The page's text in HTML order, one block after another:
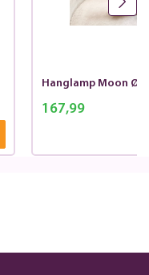
Hanglamp Moon Ø
167,99